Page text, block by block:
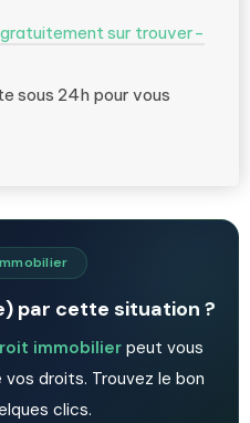
sur trouver-
sous 24h pour vous
par cette situation ?
immobilier peut vous
droits. Trouvez le bon
clics.